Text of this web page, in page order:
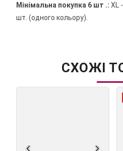
Мінімальна покупка 6 шт .: ХL
шт. (одного кольору).
СХОЖІ